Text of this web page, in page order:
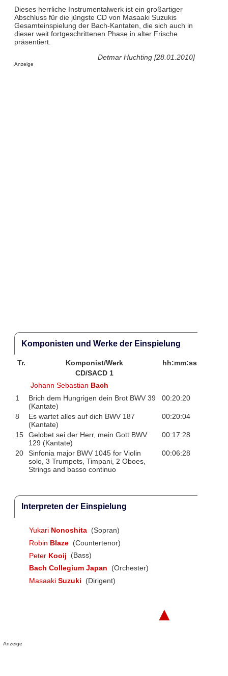
Dieses herrliche Instrumentalwerk ist ein großartiger
Abschluss für die jüngste CD von Masaaki Suzukis
Gesamteinspielung der Bach-Kantaten, die sich auch in
dieser weit fortgeschrittenen Phase in alter Frische
präsentiert.
Detmar Huchting [28.01.2010]
Anzeige
Komponisten und Werke der Einspielung
Tr. Komponist/Werk
hh:mm:ss
CD/SACD 1
Johann Sebastian Bach
1
Brich dem Hungrigen dein Brot BWV 39
(Kantate)
00:20:20
8
Es wartet alles auf dich BWV 187
(Kantate)
00:20:04
15
Gelobet sei der Herr, mein Gott BWV
129 (Kantate)
00:17:28
20
Sinfonia major BWV 1045 for Violin
solo, 3 Trumpets, Timpani, 2 Oboes,
Strings and basso continuo
00:06:28
Interpreten der Einspielung
Yukari Nonoshita (Sopran)
Robin Blaze (Countertenor)
Peter Kooij
(Bass)
Bach Collegium Japan
(Orchester)
Masaaki Suzuki (Dirigent)
▲
Anzeige